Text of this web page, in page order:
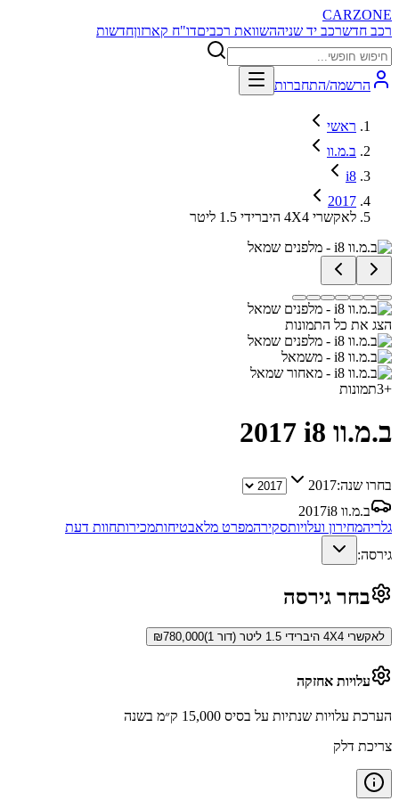
CARZONE
רכב חדשרכב יד שניההשוואת רכביםדו"ח קארזוןחדשות
הרשמה/התחברות
ראשי
ב.מ.וו
i8
2017
לאקשרי 4X4 היברידי 1.5 ליטר
הצג את כל התמונות
+
3תמונות
ב.מ.וו i8 2017
בחרו שנה:2017
ב.מ.וו i8
2017
גלריהמחירון ועלויותסקירהמפרט מלאבטיחותמכירותחוות דעת
גירסה:
בחר גירסה
לאקשרי 4X4 היברידי 1.5 ליטר (דור 1) ₪780,000
עלויות אחזקה
הערכת עלויות שנתיות על בסיס 15,000 ק״מ בשנה
צריכת דלק